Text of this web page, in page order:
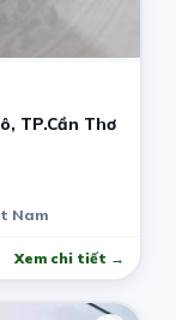
TP.Cần Thơ
Nam
Xem chi tiết →